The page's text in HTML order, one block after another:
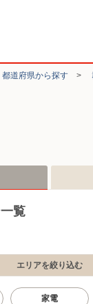
都道府県から探す >
覧
エリアを絞り込む
家電